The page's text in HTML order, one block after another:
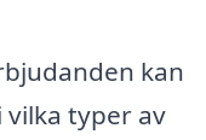
kan
vilka typer av